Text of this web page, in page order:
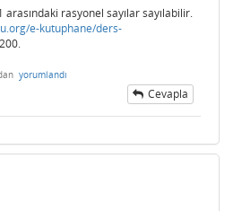
rasyonel sayılar sayılabilir.
e-kutuphane/ders-
yorumlandı
Cevapla